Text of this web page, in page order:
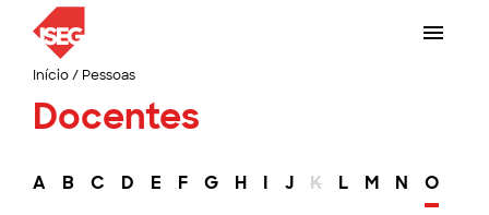
Início/ Pessoas
Docentes
A B C D E F G H I J K L M N O